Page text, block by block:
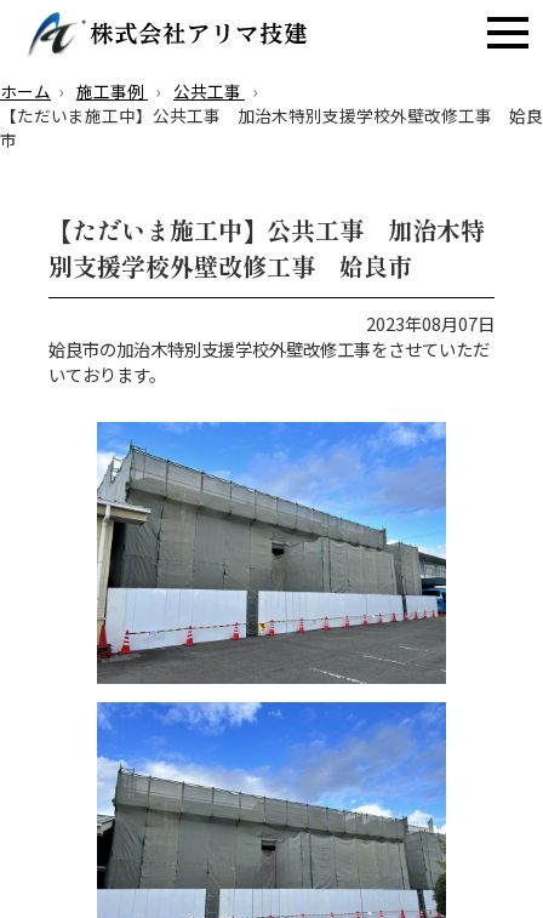
ホーム 施工事例
公共工事
【ただいま施工中】公共工事 加治木特別支援学校外壁改修工事 姶良
市
【ただいま施工中】公共工事 加治木特
別支援学校外壁改修工事 姶良市
2023年08月07日
姶良市の加治木特別支援学校外壁改修工事をさせていただ
いております。